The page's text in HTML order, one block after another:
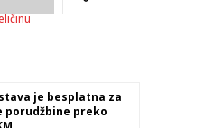
je besplatna za
porudžbine preko